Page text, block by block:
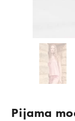
Pijama